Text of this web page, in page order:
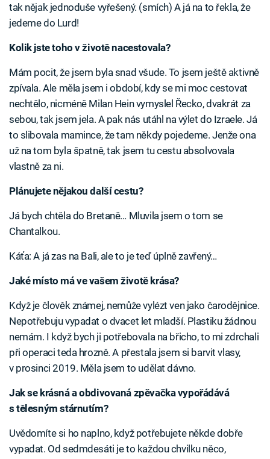
tak nějak jednoduše vyřešený. (smích) A já na to řekla, že
jedeme do Lurd!
Kolik jste toho v životě nacestovala?
Mám pocit, že jsem byla snad všude. To jsem ještě aktivně
zpívala. Ale měla jsem i období, kdy se mi moc cestovat
nechtělo, nicméně Milan Hein vymyslel Řecko, dvakrát za
sebou, tak jsem jela. A pak nás utáhl na výlet do Izraele. Já
to slibovala mamince, že tam někdy pojedeme. Jenže ona
už na tom byla špatně, tak jsem tu cestu absolvovala
vlastně za ni.
Plánujete nějakou další cestu?
Já bych chtěla do Bretaně… Mluvila jsem o tom se
Chantalkou.
Káťa: A já zas na Bali, ale to je teď úplně zavřený…
Jaké místo má ve vašem životě krása?
Když je člověk známej, nemůže vylézt ven jako čarodějnice.
Nepotřebuju vypadat o dvacet let mladší. Plastiku žádnou
nemám. I když bych ji potřebovala na břicho, to mi zdrchali
při operaci teda hrozně. A přestala jsem si barvit vlasy,
v prosinci 2019. Měla jsem to udělat dávno.
Jak se krásná a obdivovaná zpěvačka vypořádává
s tělesným stárnutím?
Uvědomíte si ho naplno, když potřebujete někde dobře
vypadat. Od sedmdesáti je to každou chvilku něco,